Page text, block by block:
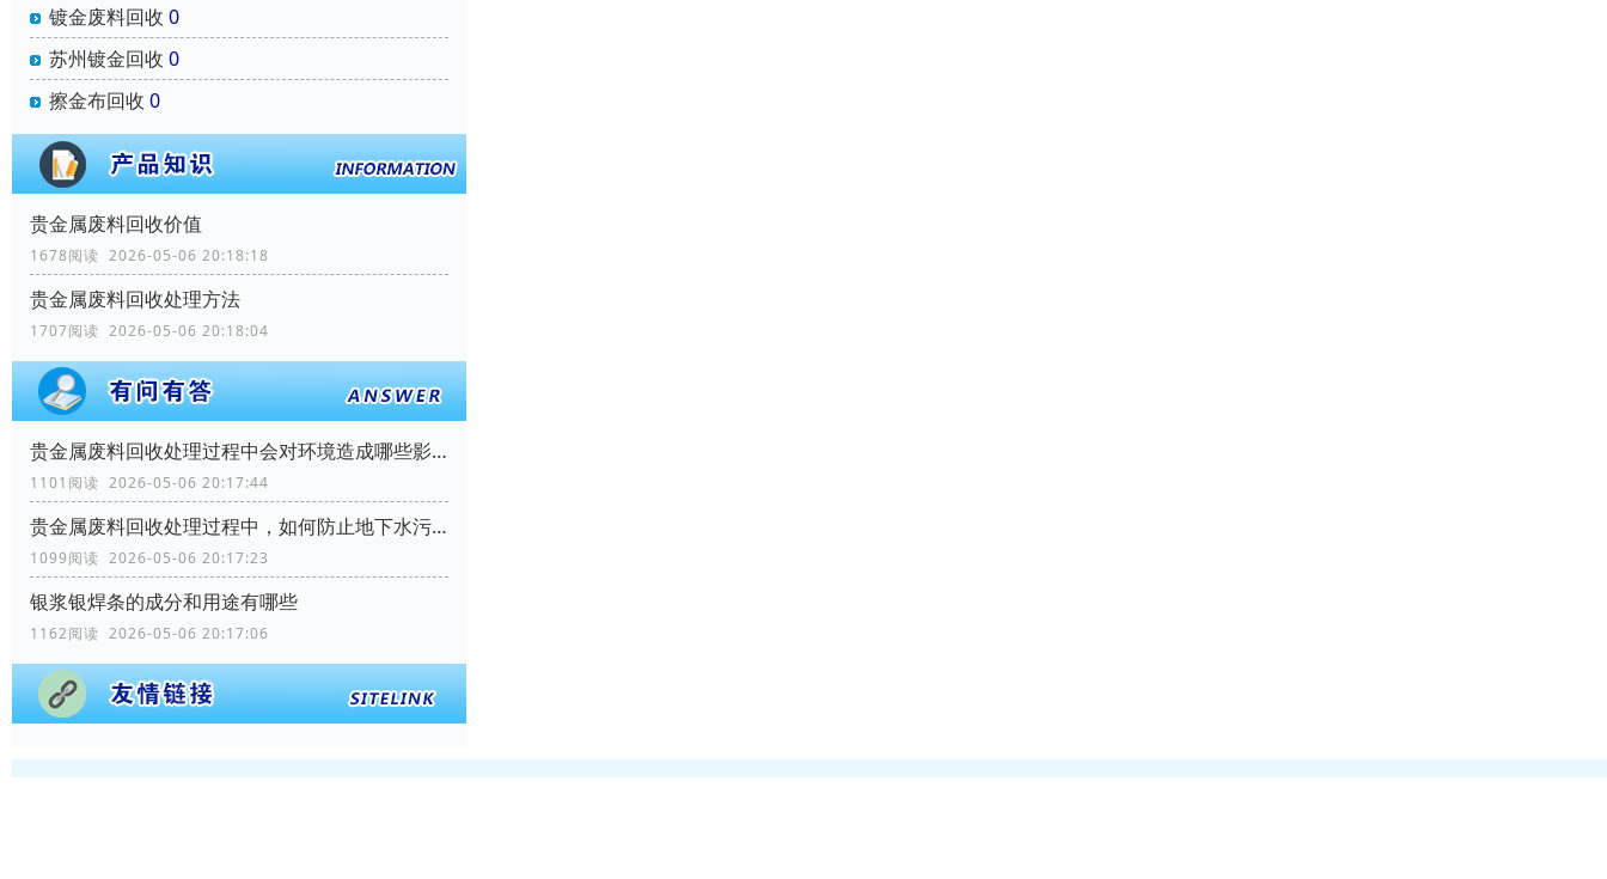
镀金废料回收 0
苏州镀金回收 0
擦金布回收 0
贵金属废料回收价值
1678阅读 2026-05-06 20:18:18
贵金属废料回收处理方法
1707阅读 2026-05-06 20:18:04
贵金属废料回收处理过程中会对环境造成哪些影响？
1101阅读 2026-05-06 20:17:44
贵金属废料回收处理过程中，如何防止地下水污染？
1099阅读 2026-05-06 20:17:23
银浆银焊条的成分和用途有哪些
1162阅读 2026-05-06 20:17:06